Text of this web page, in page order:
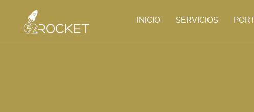
INICIO SERVICIOS